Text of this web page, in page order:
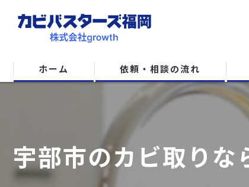
ホーム 依頼・相談の流れ
宇部市のカビ取りな